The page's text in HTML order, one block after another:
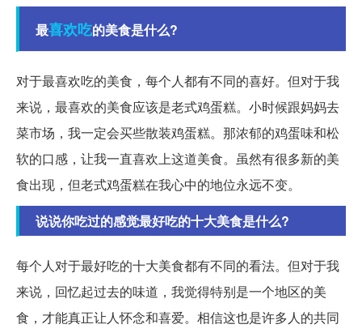
最喜欢吃的美食是什么?
对于最喜欢吃的美食，每个人都有不同的喜好。但对于我
来说，最喜欢的美食应该是老式鸡蛋糕。小时候跟妈妈去
菜市场，我一定会买些散装鸡蛋糕。那浓郁的鸡蛋味和松
软的口感，让我一直喜欢上这道美食。虽然有很多新的美
食出现，但老式鸡蛋糕在我心中的地位永远不变。
说说你吃过的感觉最好吃的十大美食是什么?
每个人对于最好吃的十大美食都有不同的看法。但对于我
来说，回忆起过去的味道，我觉得特别是一个地区的美
食，才能真正让人怀念和喜爱。相信这也是许多人的共同